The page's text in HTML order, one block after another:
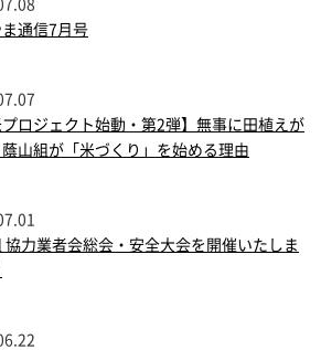
通信7月号
プロジェクト始動・第2弾】無事に田植えが
山組が「米づくり」を始める理由
協力業者会総会・安全大会を開催いたしま